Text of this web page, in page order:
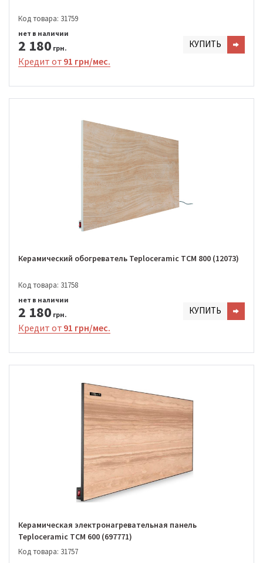
Код товара: 31759
2 180 грн.
нет в наличии
КУПИТЬ
Кредит от 91 грн/мес.
Керамический обогреватель Teploceramic TCM 800 (12073)
Код товара: 31758
2 180 грн.
нет в наличии
КУПИТЬ
Кредит от 91 грн/мес.
Керамическая электронагревательная панель
Teploceramic TCM 600 (697771)
Код товара: 31757